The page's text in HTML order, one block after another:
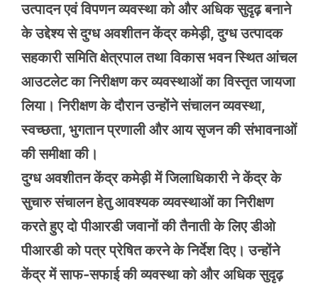
उत्पादन एवं विपणन व्यवस्था को और अधिक सुदृढ़ बनाने
के उद्देश्य से दुग्ध अवशीतन केंद्र कमेड़ी, दुग्ध उत्पादक
सहकारी समिति क्षेत्रपाल तथा विकास भवन स्थित आंचल
आउटलेट का निरीक्षण कर व्यवस्थाओं का विस्तृत जायजा
लिया। निरीक्षण के दौरान उन्होंने संचालन व्यवस्था,
स्वच्छता, भुगतान प्रणाली और आय सृजन की संभावनाओं
की समीक्षा की।
दुग्ध अवशीतन केंद्र कमेड़ी में जिलाधिकारी ने केंद्र के
सुचारु संचालन हेतु आवश्यक व्यवस्थाओं का निरीक्षण
करते हुए दो पीआरडी जवानों की तैनाती के लिए डीओ
पीआरडी को पत्र प्रेषित करने के निर्देश दिए। उन्होंने
केंद्र में साफ-सफाई की व्यवस्था को और अधिक सुदृढ़